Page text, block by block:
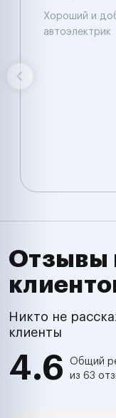
Хороший и
автоэлектрик
Отзывы
Никто не
клиенты
4.6
Общий
из 63